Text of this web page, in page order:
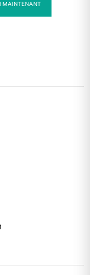
MAINTENANT